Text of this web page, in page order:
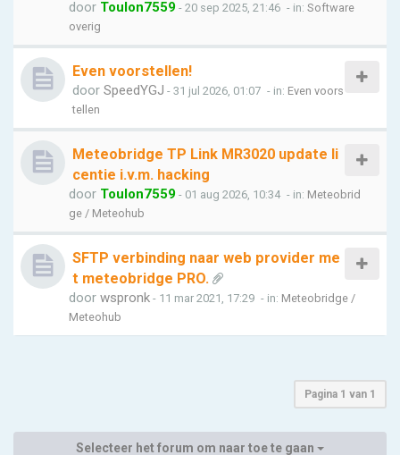
door Toulon7559 - 20 sep 2025, 21:46 - in: Software
overig
Even voorstellen!
door SpeedYGJ - 31 jul 2026, 01:07 - in: Even voors
tellen
Meteobridge TP Link MR3020 update li
centie i.v.m. hacking
door Toulon7559 - 01 aug 2026, 10:34 - in: Meteobrid
ge / Meteohub
SFTP verbinding naar web provider me
t meteobridge PRO.
door wspronk - 11 mar 2021, 17:29 - in: Meteobridge /
Meteohub
Pagina 1 van 1
Selecteer het forum om naar toe te gaan